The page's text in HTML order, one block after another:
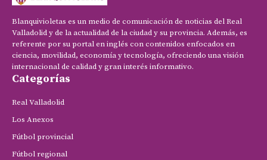
Blanquivioletas es un medio de comunicación de noticias del Real
Valladolid y de la actualidad de la ciudad y su provincia. Además, es
referente por su portal en inglés con contenidos enfocados en
ciencia, movilidad, economía y tecnología, ofreciendo una visión
internacional de calidad y gran interés informativo.
Categorías
Real Valladolid
Los Anexos
Fútbol provincial
Fútbol regional